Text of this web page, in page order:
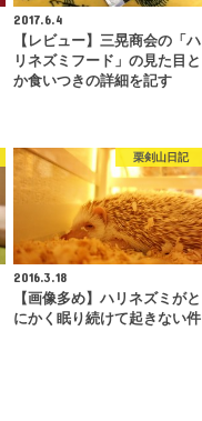
2017.6.4
【レビュー】三晃商会の「ハ
リネズミフード」の見た目と
か食いつきの詳細を記す
栗剣山日記
2016.3.18
【画像多め】ハリネズミがと
にかく眠り続けて起きない件